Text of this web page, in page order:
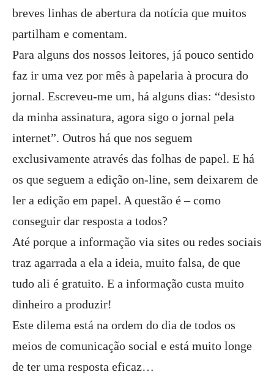
breves linhas de abertura da notícia que muitos
partilham e comentam.
Para alguns dos nossos leitores, já pouco sentido
faz ir uma vez por mês à papelaria à procura do
jornal. Escreveu-me um, há alguns dias: “desisto
da minha assinatura, agora sigo o jornal pela
internet”. Outros há que nos seguem
exclusivamente através das folhas de papel. E há
os que seguem a edição on-line, sem deixarem de
ler a edição em papel. A questão é – como
conseguir dar resposta a todos?
Até porque a informação via sites ou redes sociais
traz agarrada a ela a ideia, muito falsa, de que
tudo ali é gratuito. E a informação custa muito
dinheiro a produzir!
Este dilema está na ordem do dia de todos os
meios de comunicação social e está muito longe
de ter uma resposta eficaz…